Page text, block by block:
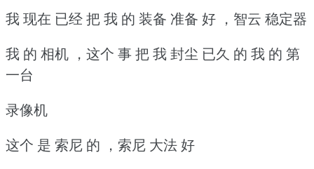
我 现在 已经 把 我 的 装备 准备 好 ，智云 稳定器
我 的 相机 ，这个 事 把 我 封尘 已久 的 我 的 第
一台
录像机
这个 是 索尼 的 ，索尼 大法 好